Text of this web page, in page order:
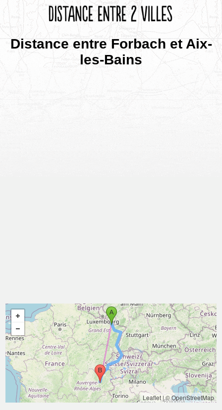
Distance entre Forbach et Aix-
les-Bains
Leaflet|© OpenStreetMap